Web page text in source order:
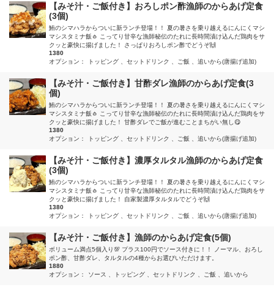
【みそ汁・ご飯付き】おろしポン酢漁師のからあげ定食
(3個)
鮪のシマハラからついに新ランチ登場！！ 夏の暑さを乗り越えるにんにくマシ
マシスタミナ飯🧄 こってり甘辛な漁師秘伝のたれに長時間漬け込んだ鶏肉をサ
クッと豪快に揚げました！ さっぱりおろしポン酢でどうぞ🙌
1380
オプション：
トッピング セットドリンク ご飯 追いから(唐揚げ追加)
【みそ汁・ご飯付き】甘酢ダレ漁師のからあげ定食(3
個)
鮪のシマハラからついに新ランチ登場！！ 夏の暑さを乗り越えるにんにくマシ
マシスタミナ飯🧄 こってり甘辛な漁師秘伝のたれに長時間漬け込んだ鶏肉をサ
クッと豪快に揚げました！ 甘酢ダレでご飯が進むことまちがい無し😋
1380
オプション：
トッピング セットドリンク ご飯 追いから(唐揚げ追加)
【みそ汁・ご飯付き】濃厚タルタル漁師のからあげ定食
(3個)
鮪のシマハラからついに新ランチ登場！！ 夏の暑さを乗り越えるにんにくマシ
マシスタミナ飯🧄 こってり甘辛な漁師秘伝のたれに長時間漬け込んだ鶏肉をサ
クッと豪快に揚げました！ 自家製濃厚タルタルでどうぞ🙌
1380
オプション：
トッピング セットドリンク ご飯 追いから(唐揚げ追加)
【みそ汁・ご飯付き】漁師のからあげ定食(5個)
ボリューム満点5個入り💯 プラス100円でソース付きに！！ ノーマル、おろし
ポン酢、甘酢ダレ、タルタルの4種からお選びいただけます。
1880
オプション：
ソース トッピング セットドリンク ご飯 追いから